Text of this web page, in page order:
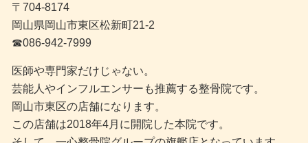
〒704-8174
岡山県岡山市東区松新町21-2
☎︎086-942-7999
医師や専門家だけじゃない。
芸能人やインフルエンサーも推薦する整骨院です。
岡山市東区の店舗になります。
この店舗は2018年4月に開院した本院です。